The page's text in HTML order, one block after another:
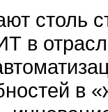
столь
в
в